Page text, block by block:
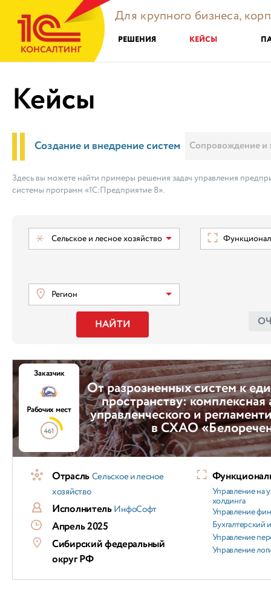
Для крупного бизнеса,
РЕШЕНИЯ КЕЙСЫ
Кейсы
Создание и внедрение систем Сопровождение и
Здесь вы можете найти примеры решения задач управления
системы программ «1С:Предприятие 8».
Сельское и лесное хозяйство
Регион
НАЙТИ
От разрозненных систем к
пространству: комплексная
управленческого и
в СХАО
Заказчик
Рабочих мест
461
ОтрасльСельское и лесное
хозяйство
ИсполнительИнфоСофт
Апрель 2025
Сибирский федеральный
округ РФ
Управление на
холдинга
Управление
Бухгалтерский
Управление
Управление